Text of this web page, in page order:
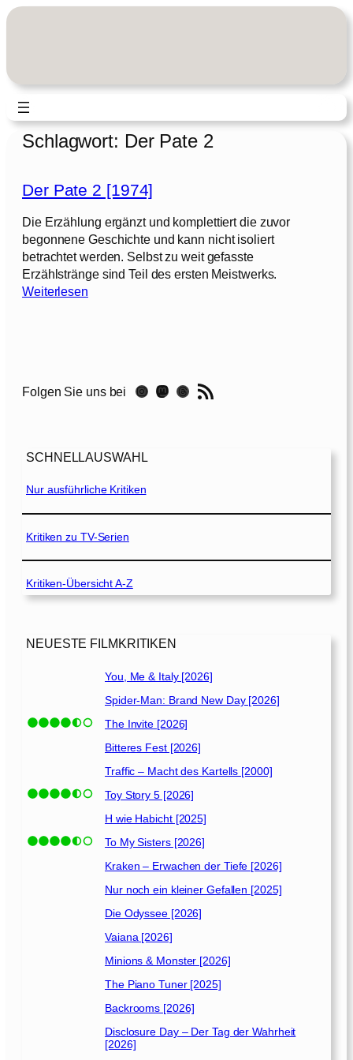
Zum
Schlagwort: Der Pate 2
Der Pate 2 [1974]
Die Erzählung ergänzt und komplettiert die zuvor
begonnene Geschichte und kann nicht isoliert
betrachtet werden. Selbst zu weit gefasste
Erzählstränge sind Teil des ersten Meistwerks.
Weiterlesen:
t
[
9
7
4
Folgen Sie uns bei Instagram Mastodon Threads RSS-Feed
SCHNELLAUSWAHL
Nur ausführliche Kritiken
Kritiken zu TV-Serien
Kritiken-Übersicht A-Z
NEUESTE FILMKRITIKEN
You, Me & Italy [2026]
Spider-Man: Brand New Day [2026]
The Invite [2026]
Bitteres Fest [2026]
Traffic – Macht des Kartells [2000]
Toy Story 5 [2026]
H wie Habicht [2025]
To My Sisters [2026]
Kraken – Erwachen der Tiefe [2026]
Nur noch ein kleiner Gefallen [2025]
Die Odyssee [2026]
Vaiana [2026]
Minions & Monster [2026]
The Piano Tuner [2025]
Backrooms [2026]
Disclosure Day – Der Tag der Wahrheit
[2026]